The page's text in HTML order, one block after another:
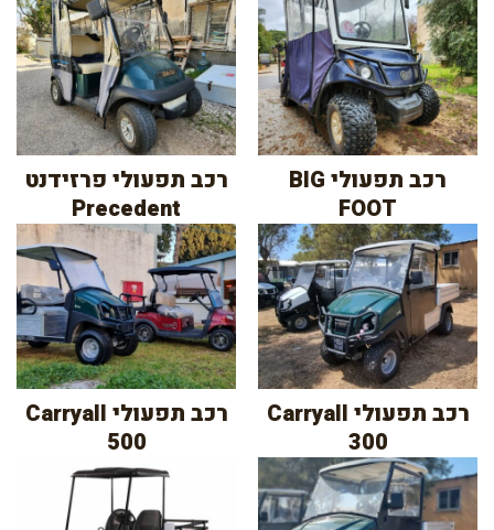
רכב תפעולי BIG
FOOT
רכב תפעולי פרזידנט
Precedent
רכב תפעולי Carryall
300
רכב תפעולי Carryall
500